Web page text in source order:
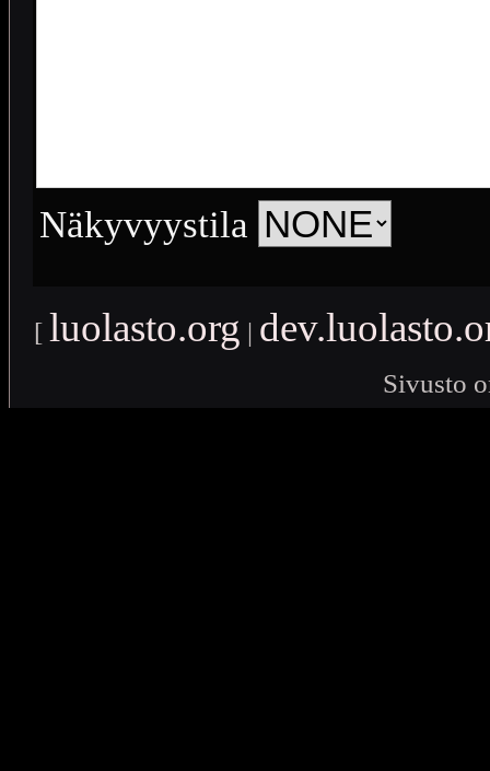
Näkyvyystila
[ luolasto.org |
Sivusto